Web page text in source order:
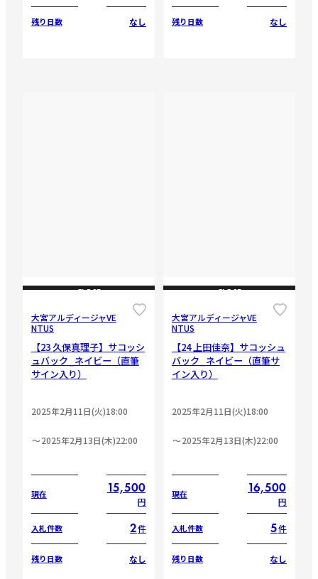
残り日数 なし 残り日数 なし
CLOSE
大宮アルディージャVE
NTUS
【23 久保真理子】サコッシ
ュバック_ネイビー（直筆
サイン入り）
2025年2月11日(火)18:00
2025年2月13日(木)22:00
現在 15,500
円
入札件数 2件
残り日数 なし
CLOSE
大宮アルディージャVE
NTUS
【24 上田佳奈】サコッシュ
バック_ネイビー（直筆サ
イン入り）
2025年2月11日(火)18:00
2025年2月13日(木)22:00
現在 16,500
円
入札件数 5件
残り日数 なし